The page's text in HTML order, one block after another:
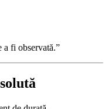
a fi observată.”